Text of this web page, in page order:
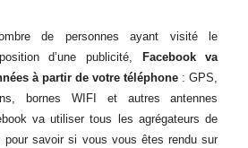
de personnes ayant visité le
d’une publicité,
Facebook va
à partir de votre téléphone : GPS,
bornes WIFI et autres antennes
va utiliser tous les agrégateurs de
pour savoir si vous vous êtes rendu sur